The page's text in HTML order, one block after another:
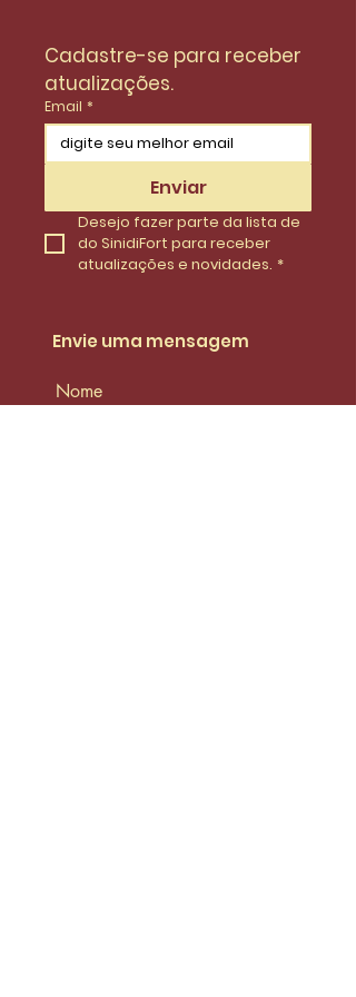
Cadastre-se para receber
atualizações.
Email *
Enviar
Desejo fazer parte da lista de
do SinidiFort para receber
atualizações e novidades. *
Envie uma mensagem
Nome